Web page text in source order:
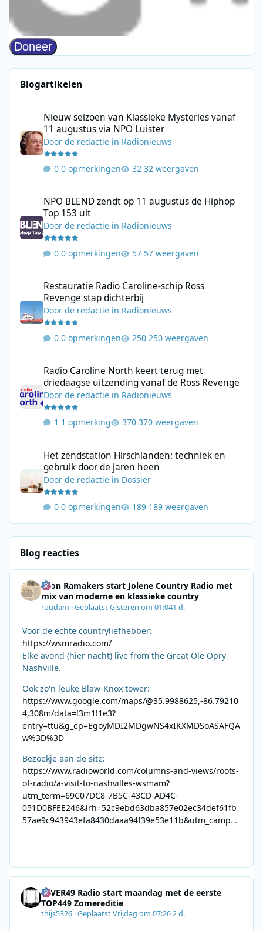
Blogartikelen
Nieuw seizoen van Klassieke Mysteries vanaf
11 augustus via NPO Luister
Doorde redactie in Radionieuws
0 opmerkingen 32 weergaven
NPO BLEND zendt op 11 augustus de Hiphop
Top 153 uit
Doorde redactie in Radionieuws
0 opmerkingen 57 weergaven
Restauratie Radio Caroline-schip Ross
Revenge stap dichterbij
Doorde redactie in Radionieuws
0 opmerkingen 250 weergaven
Radio Caroline North keert terug met
driedaagse uitzending vanaf de Ross Revenge
Doorde redactie in Radionieuws
1 opmerking 370 weergaven
Het zendstation Hirschlanden: techniek en
gebruik door de jaren heen
Doorde redactie in Dossier
0 opmerkingen 189 weergaven
Blog reacties
Leon Ramakers start Jolene Country Radio met
mix van moderne en klassieke country
ruudam ·GeplaatstGisteren om 01:041 d.
Voor de echte countryliefhebber:
https://wsmradio.com/
Elke avond (hier nacht) live from the Great Ole Opry
Nashville.
Ook zo'n leuke Blaw-Knox tower:
https://www.google.com/maps/@35.9988625,-86.79210
4,308m/data=!3m1!1e3?
entry=ttu&g_ep=EgoyMDI2MDgwNS4xIKXMDSoASAFQA
w%3D%3D
Bezoekje aan de site:
https://www.radioworld.com/columns-and-views/roots-
of-radio/a-visit-to-nashvilles-wsmam?
utm_term=69C07DC8-7B5C-43CD-AD4C-
051D0BFEE246&lrh=52c9ebd63dba857e02ec34def61fb
57ae9c943943efa8430daaa94f39e53e11b&utm_campai
8F09201A140D&utm_source=SmartBrief
4EVER49 Radio start maandag met de eerste
TOP449 Zomereditie
thijs5326 ·GeplaatstVrijdag om 07:262 d.